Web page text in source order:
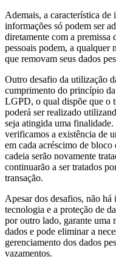
Ademais, a característica
informações só podem ser
diretamente com a
pessoais podem, a qualquer
que removam seus dados
Outro desafio da utilização
cumprimento do princípio
LGPD, o qual dispõe que o
poderá ser realizado
seja atingida uma
verificamos a existência de
em cada acréscimo de
cadeia serão novamente
continuarão a ser tratados
transação.
Apesar dos desafios, não
tecnologia e a proteção de
por outro lado, garante uma
dados e pode eliminar a
gerenciamento dos dados
vazamentos.